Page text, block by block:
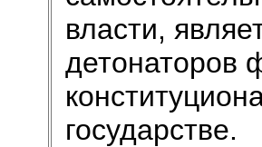
власти,
детонаторов
государстве.